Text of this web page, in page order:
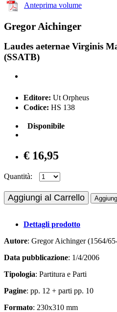
Anteprima volume
Gregor Aichinger
Laudes aeternae Virginis
(SSATB)
Editore: Ut Orpheus
Codice: HS 138
Disponibile
€ 16,95
Quantità:
Aggiungi al Carrello
Dettagli prodotto
Autore: Gregor Aichinger (1564/
Data pubblicazione: 1/4/2006
Tipologia: Partitura e Parti
Pagine: pp. 12 + parti pp. 10
Formato: 230x310 mm